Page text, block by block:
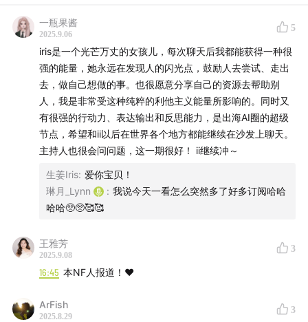
00:00 闲聊
创业的产品介绍和创业历程
创业之前的生活状态是怎么样的？
在做这块产品中遇到的挑战
开源奇迹背后的关键
目前这款产品怎么样了？
31:21 做产品运营过程中印象深刻的是什么？
AI时代下的运营、AI时代下的组织协作
48:50 符合AI时代组织架构的团队案例
一瓶果酱
2025.9.06
5
iris是一个光芒万丈的女孩儿，每次聊天后我都能获得一种很
强的能量，她永远在发现人的闪光点，鼓励人去尝试、走出
去，做自己想做的事。也很愿意分享自己的资源去帮助别
人，我是非常受这种纯粹的利他主义能量所影响的。同时又
有很强的行动力、表达输出和反思能力，是出海AI圈的超级
节点，希望和ii以后在世界各个地方都能继续在沙发上聊天。
主持人也很会问问题，这一期很好！ ii继续冲～
生姜Iris: 爱你宝贝！
琳月_Lynn
: 我说今天一看怎么突然多了好多订阅哈哈
哈哈🥺🥺🥰🥰
王雅芳
2025.9.08
3
16:45 本NF人报道！❤️
ArFish
2025.8.29
3